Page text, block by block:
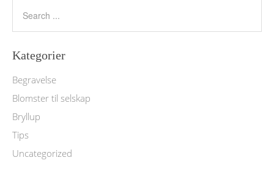
Kategorier
Begravelse
Blomster til selskap
Bryllup
Tips
Uncategorized